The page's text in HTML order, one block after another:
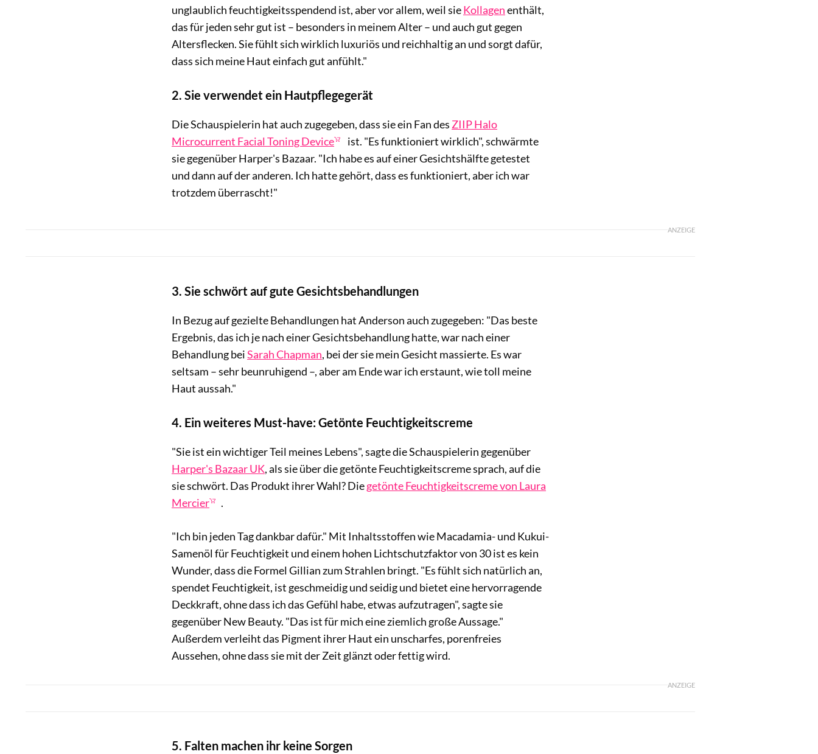
unglaublich feuchtigkeitsspendend ist, aber vor allem, weil sieKollagenenthält,
das für jeden sehr gut ist – besonders in meinem Alter – und auch gut gegen
Altersflecken. Sie fühlt sich wirklich luxuriös und reichhaltig an und sorgt dafür,
dass sich meine Haut einfach gut anfühlt."
2. Sie verwendet ein Hautpflegegerät
Die Schauspielerin hat auch zugegeben, dass sie ein Fan des ZIIP Halo
Microcurrent Facial Toning Device
ist. "Es funktioniert wirklich", schwärmte
sie gegenüber Harper's Bazaar. "Ich habe es auf einer Gesichtshälfte getestet
und dann auf der anderen. Ich hatte gehört, dass es funktioniert, aber ich war
trotzdem überrascht!"
ANZEIGE
3. Sie schwört auf gute Gesichtsbehandlungen
In Bezug auf gezielte Behandlungen hat Anderson auch zugegeben: "Das beste
Ergebnis, das ich je nach einer Gesichtsbehandlung hatte, war nach einer
Behandlung beiSarah Chapman, bei der sie mein Gesicht massierte. Es war
seltsam – sehr beunruhigend –, aber am Ende war ich erstaunt, wie toll meine
Haut aussah."
4. Ein weiteres Must-have: Getönte Feuchtigkeitscreme
"Sie ist ein wichtiger Teil meines Lebens", sagte die Schauspielerin gegenüber
Harper's Bazaar UK, als sie über die getönte Feuchtigkeitscreme sprach, auf die
sie schwört. Das Produkt ihrer Wahl? Diegetönte Feuchtigkeitscreme von Laura
Mercier
.
"Ich bin jeden Tag dankbar dafür." Mit Inhaltsstoffen wie Macadamia- und Kukui-
Samenöl für Feuchtigkeit und einem hohen Lichtschutzfaktor von 30 ist es kein
Wunder, dass die Formel Gillian zum Strahlen bringt. "Es fühlt sich natürlich an,
spendet Feuchtigkeit, ist geschmeidig und seidig und bietet eine hervorragende
Deckkraft, ohne dass ich das Gefühl habe, etwas aufzutragen", sagte sie
gegenüber New Beauty. "Das ist für mich eine ziemlich große Aussage."
Außerdem verleiht das Pigment ihrer Haut ein unscharfes, porenfreies
Aussehen, ohne dass sie mit der Zeit glänzt oder fettig wird.
ANZEIGE
5. Falten machen ihr keine Sorgen